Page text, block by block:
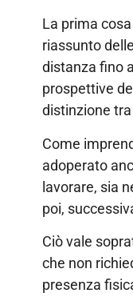
La prima
riassunto
distanza fino
prospettive
distinzione
Come
adoperato
lavorare, sia
poi,
Ciò vale
che non
presenza